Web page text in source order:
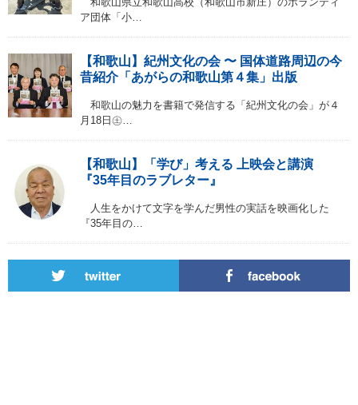
ア団体「小…
【和歌山】紀州文化の会 〜 国体道路周辺の今
昔紹介「あがらの和歌山第４集」出版
和歌山の魅力を書籍で発信する「紀州文化の会」が４
月18日㊏…
【和歌山】「学び」考える 上映会と講演
『35年目のラブレター』
人生をかけて文字を学んだ男性の実話を映画化した
『35年目の…